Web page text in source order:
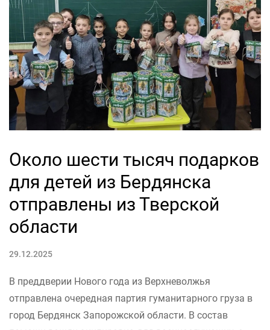
Около шести тысяч подарков
для детей из Бердянска
отправлены из Тверской
области
29.12.2025
В преддверии Нового года из Верхневолжья
отправлена очередная партия гуманитарного груза в
город Бердянск Запорожской области. В состав